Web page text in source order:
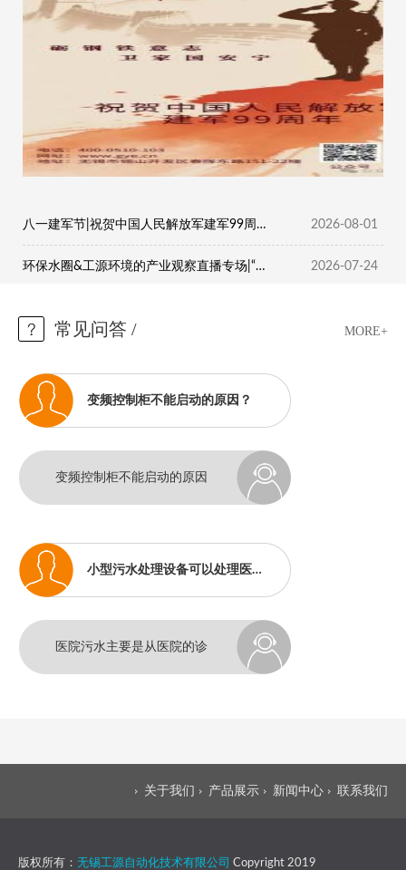
八一建军节|祝贺中国人民解放军建军99周年！ 2026-08-01
13:40
环保水圈&工源环境的产业观察直播专场|“环保深一度——看技术如何落地，看企业如何生长。” 2026-07-24
MORE+
常见问答 /
变频控制柜不能启动的原因？
变频控制柜不能启动的原因
程序丢失，没有驱动输出；
小型污水处理设备可以处理医院污水吗？
医院污水主要是从医院的诊
分十分复杂，医院污水中含
化学药剂，具有空间污染、
关于我们 产品展示 新闻中心 联系我们
版权所有： 无锡工源自动化技术有限公司 Copyright 2019